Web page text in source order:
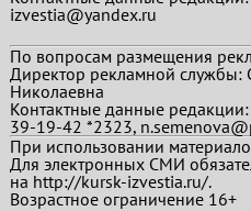
izvestia@yandex.ru
По вопросам размещения
Директор рекламной службы:
Николаевна
Контактные данные
39-19-42 *2323,
При использовании
Для электронных СМИ
на http://kursk-izvestia.ru/.
Возрастное ограничение 16+